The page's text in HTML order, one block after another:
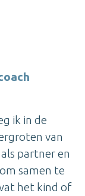
ik in de
van
partner en
samen te
het kind of